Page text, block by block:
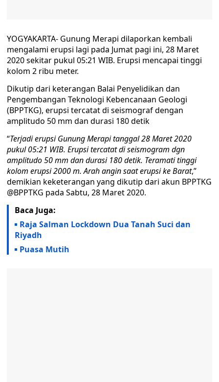
YOGYAKARTA- Gunung Merapi dilaporkan kembali
mengalami erupsi lagi pada Jumat pagi ini, 28 Maret
2020 sekitar pukul 05:21 WIB. Erupsi mencapai tinggi
kolom 2 ribu meter.
Dikutip dari keterangan Balai Penyelidikan dan
Pengembangan Teknologi Kebencanaan Geologi
(BPPTKG), erupsi tercatat di seismograf dengan
amplitudo 50 mm dan durasi 180 detik
“Terjadi erupsi Gunung Merapi tanggal 28 Maret 2020
pukul 05:21 WIB. Erupsi tercatat di seismogram dgn
amplitudo 50 mm dan durasi 180 detik. Teramati tinggi
kolom erupsi 2000 m. Arah angin saat erupsi ke Barat,”
demikian keketerangan yang dikutip dari akun BPPTKG
@BPPTKG pada Sabtu, 28 Maret 2020.
Baca Juga:
Raja Salman Lockdown Dua Tanah Suci dan
Riyadh
Puasa Mutih